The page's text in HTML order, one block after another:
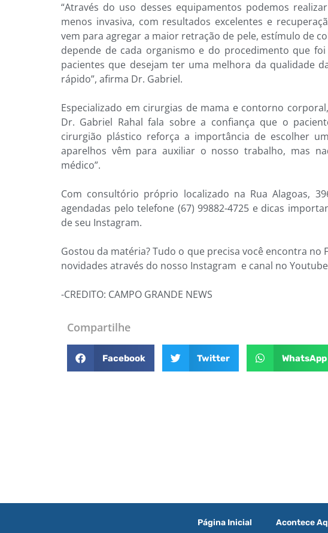
“Através do uso desses equipamentos podemos
menos invasiva, com resultados excelentes e
vem para agregar a maior retração de pele, estímulo de
depende de cada organismo e do procedimento que
pacientes que desejam ter uma melhora da qualidade
rápido”, afirma Dr. Gabriel.
Especializado em cirurgias de mama e contorno
Dr. Gabriel Rahal fala sobre a confiança que o
cirurgião plástico reforça a importância de escolher
aparelhos vêm para auxiliar o nosso trabalho, mas
médico”.
Com consultório próprio localizado na Rua Alagoas,
agendadas pelo telefone (67) 99882-4725 e dicas
de seu Instagram.
Gostou da matéria? Tudo o que precisa você encontra no
novidades através do nosso Instagram e canal no
-CREDITO: CAMPO GRANDE NEWS
Compartilhe
Facebook Twitter WhatsApp
Página Inicial Acontece